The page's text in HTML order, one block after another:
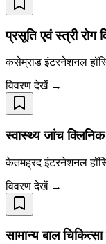
प्रसूति एवं स्त्री रोग
कसेम्राड इंटरनेशनल
विवरण देखें →
स्वास्थ्य जांच क्लिनिक
केतमह्रद इंटरनेशनल
विवरण देखें →
सामान्य बाल चिकित्सा